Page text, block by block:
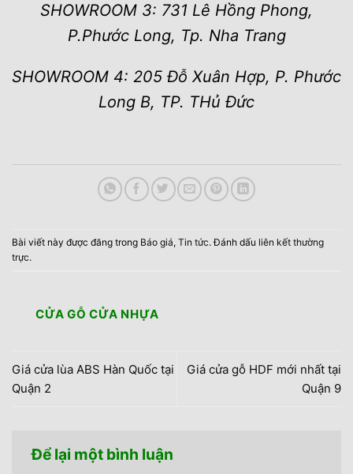
SHOWROOM 3: 731 Lê Hồng Phong,
P.Phước Long, Tp. Nha Trang
SHOWROOM 4: 205 Đỗ Xuân Hợp, P. Phước
Long B, TP. THủ Đức
Bài viết này được đăng trong Báo giá, Tin tức. Đánh dấu liên kết thường
trực.
CỬA GỖ CỬA NHỰA
Giá cửa lùa ABS Hàn Quốc tại
Quận 2
Giá cửa gỗ HDF mới nhất tại
Quận 9
Để lại một bình luận